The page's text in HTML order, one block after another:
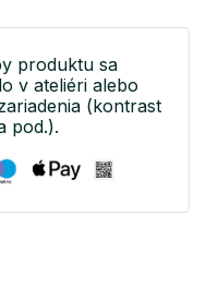
produktu sa
v ateliéri alebo
(kontrast
pod.).